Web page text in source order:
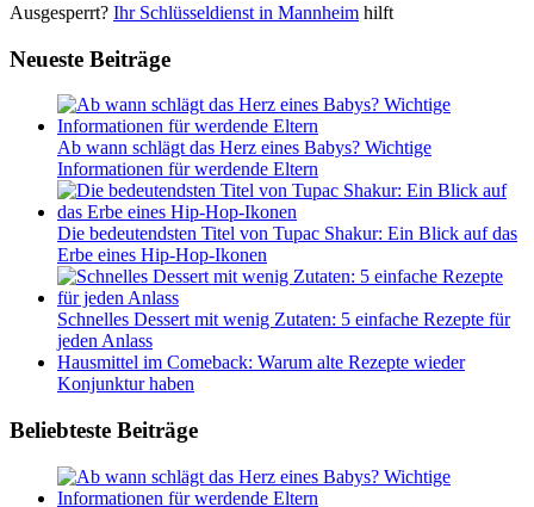
Ausgesperrt? Ihr Schlüsseldienst in Mannheim hilft
Neueste Beiträge
Ab wann schlägt das Herz eines Babys? Wichtige
Informationen für werdende Eltern
Die bedeutendsten Titel von Tupac Shakur: Ein Blick auf das
Erbe eines Hip-Hop-Ikonen
Schnelles Dessert mit wenig Zutaten: 5 einfache Rezepte für
jeden Anlass
Hausmittel im Comeback: Warum alte Rezepte wieder
Konjunktur haben
Beliebteste Beiträge